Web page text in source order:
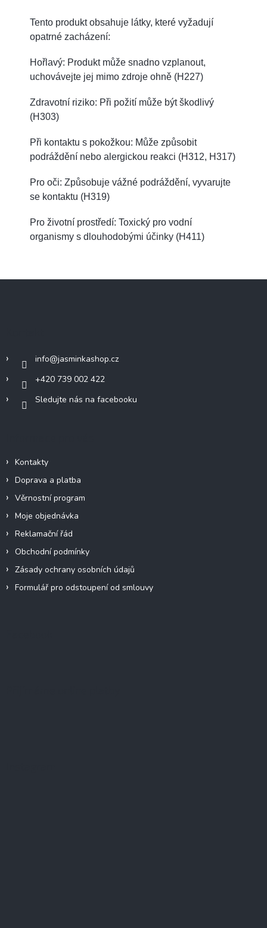
Tento produkt obsahuje látky, které vyžadují
opatrné zacházení:
Hořlavý: Produkt může snadno vzplanout,
uchovávejte jej mimo zdroje ohně (H227)
Zdravotní riziko: Při požití může být škodlivý
(H303)
Při kontaktu s pokožkou: Může způsobit
podráždění nebo alergickou reakci (H312, H317)
Pro oči: Způsobuje vážné podráždění, vyvarujte
se kontaktu (H319)
Pro životní prostředí: Toxický pro vodní
organismy s dlouhodobými účinky (H411)
info@jasminkashop.cz
+420 739 002 422
Sledujte nás na facebooku
Kontakty
Doprava a platba
Věrnostní program
Moje objednávka
Reklamační řád
Obchodní podmínky
Zásady ochrany osobních údajů
Formulář pro odstoupení od smlouvy